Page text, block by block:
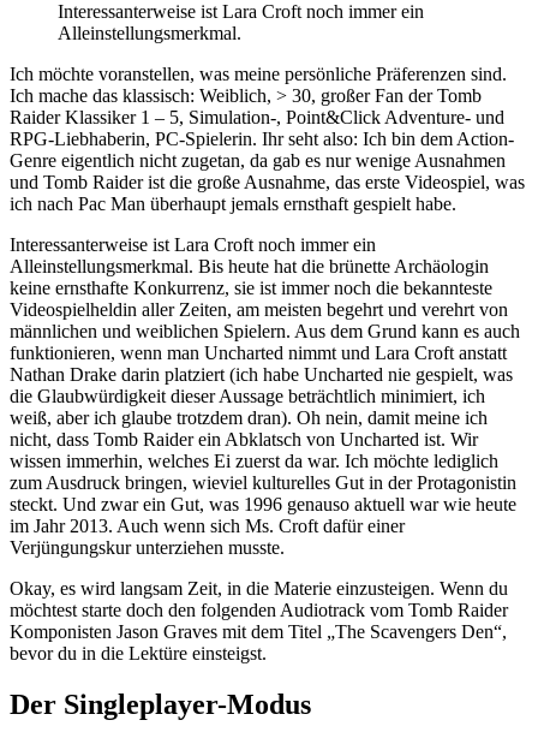
Interessanterweise ist Lara Croft noch immer ein
Alleinstellungsmerkmal.
Ich möchte voranstellen, was meine persönliche Präferenzen sind.
Ich mache das klassisch: Weiblich, > 30, großer Fan der Tomb
Raider Klassiker 1 – 5, Simulation-, Point&Click Adventure- und
RPG-Liebhaberin, PC-Spielerin. Ihr seht also: Ich bin dem Action-
Genre eigentlich nicht zugetan, da gab es nur wenige Ausnahmen
und Tomb Raider ist die große Ausnahme, das erste Videospiel, was
ich nach Pac Man überhaupt jemals ernsthaft gespielt habe.
Interessanterweise ist Lara Croft noch immer ein
Alleinstellungsmerkmal. Bis heute hat die brünette Archäologin
keine ernsthafte Konkurrenz, sie ist immer noch die bekannteste
Videospielheldin aller Zeiten, am meisten begehrt und verehrt von
männlichen und weiblichen Spielern. Aus dem Grund kann es auch
funktionieren, wenn man Uncharted nimmt und Lara Croft anstatt
Nathan Drake darin platziert (ich habe Uncharted nie gespielt, was
die Glaubwürdigkeit dieser Aussage beträchtlich minimiert, ich
weiß, aber ich glaube trotzdem dran). Oh nein, damit meine ich
nicht, dass Tomb Raider ein Abklatsch von Uncharted ist. Wir
wissen immerhin, welches Ei zuerst da war. Ich möchte lediglich
zum Ausdruck bringen, wieviel kulturelles Gut in der Protagonistin
steckt. Und zwar ein Gut, was 1996 genauso aktuell war wie heute
im Jahr 2013. Auch wenn sich Ms. Croft dafür einer
Verjüngungskur unterziehen musste.
Okay, es wird langsam Zeit, in die Materie einzusteigen. Wenn du
möchtest starte doch den folgenden Audiotrack vom Tomb Raider
Komponisten Jason Graves mit dem Titel „The Scavengers Den“,
bevor du in die Lektüre einsteigst.
Der Singleplayer-Modus